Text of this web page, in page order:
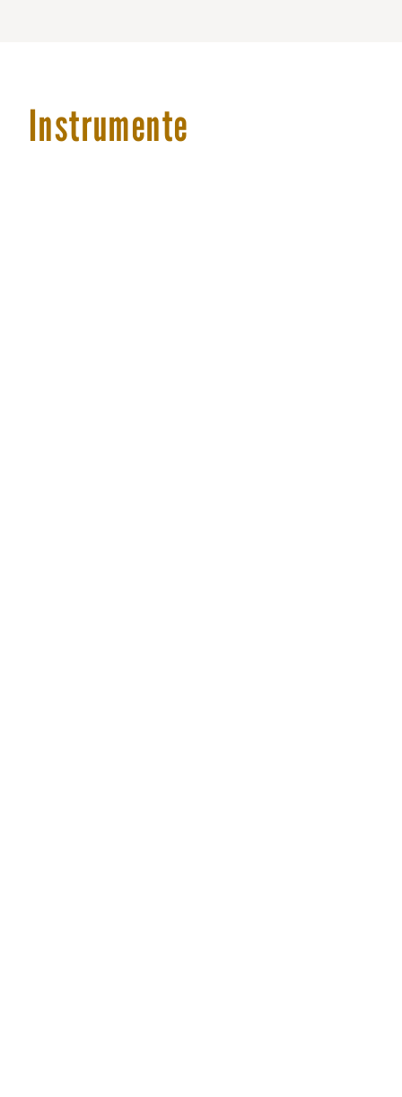
Instrumente